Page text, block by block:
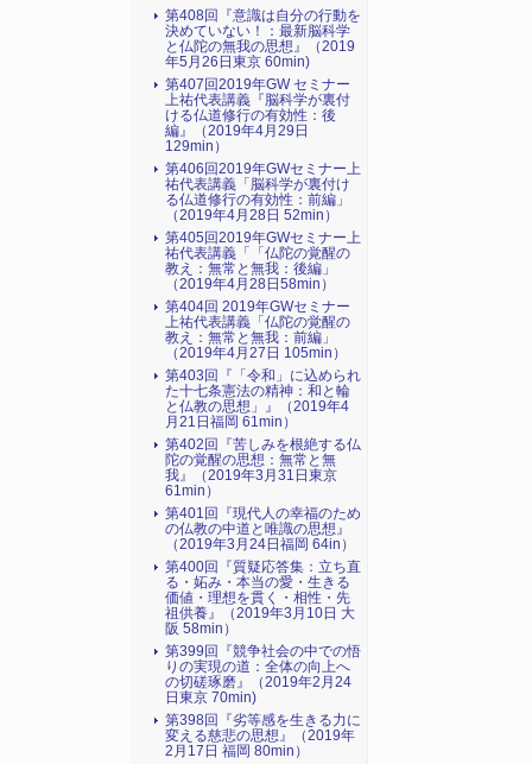
第408回『意識は自分の行動を
決めていない！：最新脳科学
と仏陀の無我の思想』（2019
年5月26日東京 60min)
第407回2019年GW セミナー
上祐代表講義『脳科学が裏付
ける仏道修行の有効性：後
編』（2019年4月29日
129min）
第406回2019年GWセミナー上
祐代表講義「脳科学が裏付け
る仏道修行の有効性：前編」
（2019年4月28日 52min）
第405回2019年GWセミナー上
祐代表講義「「仏陀の覚醒の
教え：無常と無我：後編」
（2019年4月28日58min）
第404回 2019年GWセミナー
上祐代表講義「仏陀の覚醒の
教え：無常と無我：前編」
（2019年4月27日 105min）
第403回『「令和」に込められ
た十七条憲法の精神：和と輪
と仏教の思想」』（2019年4
月21日福岡 61min）
第402回『苦しみを根絶する仏
陀の覚醒の思想：無常と無
我』（2019年3月31日東京
61min）
第401回『現代人の幸福のため
の仏教の中道と唯識の思想』
（2019年3月24日福岡 64in）
第400回『質疑応答集：立ち直
る・妬み・本当の愛・生きる
価値・理想を貫く・相性・先
祖供養』（2019年3月10日 大
阪 58min）
第399回『競争社会の中での悟
りの実現の道：全体の向上へ
の切磋琢磨』（2019年2月24
日東京 70min)
第398回『劣等感を生きる力に
変える慈悲の思想』（2019年
2月17日 福岡 80min）